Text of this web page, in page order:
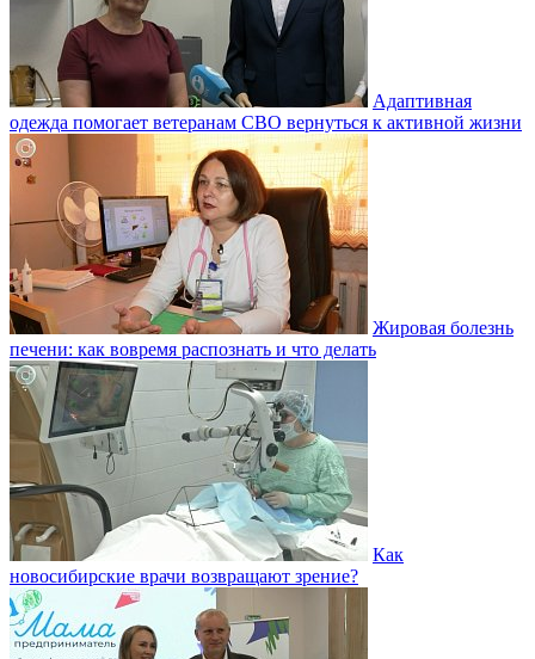
Адаптивная
одежда помогает ветеранам СВО вернуться к активной жизни
Жировая болезнь
печени: как вовремя распознать и что делать
Как
новосибирские врачи возвращают зрение?